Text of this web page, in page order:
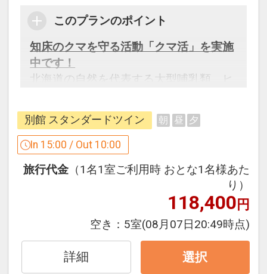
知床の山並みやオホーツク海の風景を切
流氷を見渡すことができます。
サウナ室は、流氷をイメージした
【KAKUUNA】と木の洞窟をイメージし
水風呂は水深90ｃｍ。水温は冬はシング
ル、夏はチラーシステムが稼働し身を引
き締める。
屋上スペースにはオホーツクの海と空を
素っ裸で感じられる【UMISORA外気浴】
を用意。天気が良ければ天の川や流れ星
極上のとこのい（知床でのととのい）を
感じることができる。
SAUNACHELIN2021にて国内2位。
このプランのポイント
知床のクマを守る活動「クマ活」を実施
中です！
北海道の自然を代表する大型哺乳類、ヒ
知床のヒグマ問題は深刻化しています。
ヒグマの人慣れやヒグマ渋滞(ベアジャ
ム)の発生、市街地への侵入などなどこ
草刈り、ごみ拾い、啓発活動の3つのア
オールインクル―シブ
■【オールインクルーシブ】■
オホーツク海が見えるラウンジや流氷テ
別館 スタンダードツイン 朝 昼 夕
In 15:00 / Out 10:00
旅行代金 （1名1室ご利用時 おとな1名様あた
り）
118,400円
空き： 5室(08月07日20:49時点)
詳細 選択